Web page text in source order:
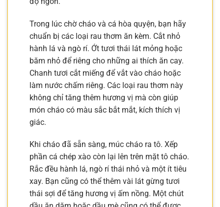
Trong lúc chờ cháo và cá hòa quyện, bạn hãy
chuẩn bị các loại rau thơm ăn kèm. Cắt nhỏ
hành lá và ngò rí. Ớt tươi thái lát mỏng hoặc
băm nhỏ để riêng cho những ai thích ăn cay.
Chanh tươi cắt miếng để vắt vào cháo hoặc
làm nước chấm riêng. Các loại rau thơm này
không chỉ tăng thêm hương vị mà còn giúp
món cháo có màu sắc bắt mắt, kích thích vị
giác.
Khi cháo đã sẵn sàng, múc cháo ra tô. Xếp
phần cá chép xào còn lại lên trên mặt tô cháo.
Rắc đều hành lá, ngò rí thái nhỏ và một ít tiêu
xay. Bạn cũng có thể thêm vài lát gừng tươi
thái sợi để tăng hương vị ấm nồng. Một chút